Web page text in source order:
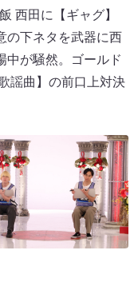
西田に【ギャグ】
の下ネタを武器に西
中が騒然。ゴールド
謡曲】の前口上対決